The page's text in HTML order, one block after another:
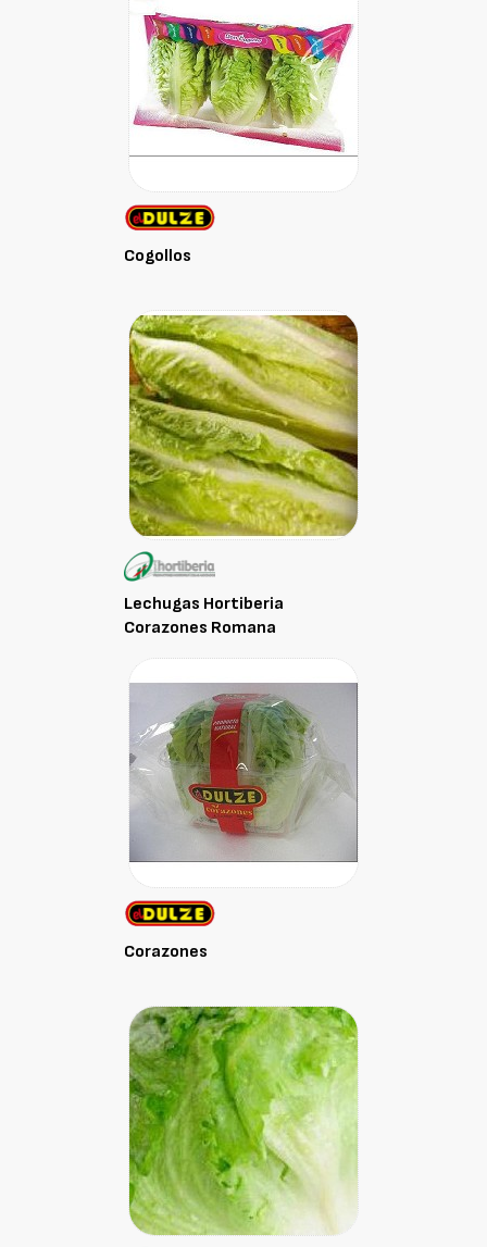
Cogollos
Lechugas Hortiberia
Corazones Romana
Corazones